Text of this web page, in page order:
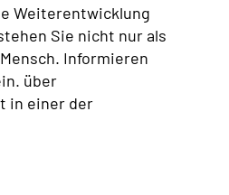
Weiterentwicklung
Sie nicht nur als
Informieren
über
in einer der